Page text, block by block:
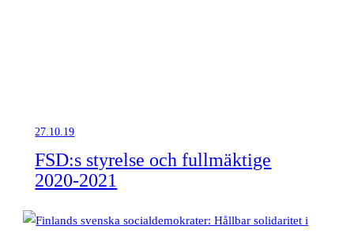
27.10.19
FSD:s styrelse och fullmäktige
2020-2021